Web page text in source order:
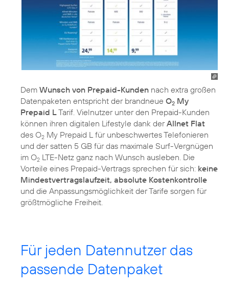
Dem Wunsch von Prepaid-Kunden nach extra großen
Datenpaketen entspricht der brandneue O2 My
Prepaid LTarif. Vielnutzer unter den Prepaid-Kunden
können ihren digitalen Lifestyle dank derAllnet Flat
des O2 My Prepaid L für unbeschwertes Telefonieren
und der satten 5 GB für das maximale Surf-Vergnügen
im O2 LTE-Netz ganz nach Wunsch ausleben. Die
Vorteile eines Prepaid-Vertrags sprechen für sich: keine
Mindestvertragslaufzeit, absolute Kostenkontrolle
und die Anpassungsmöglichkeit der Tarife sorgen für
größtmögliche Freiheit.
Für jeden Datennutzer das
passende Datenpaket